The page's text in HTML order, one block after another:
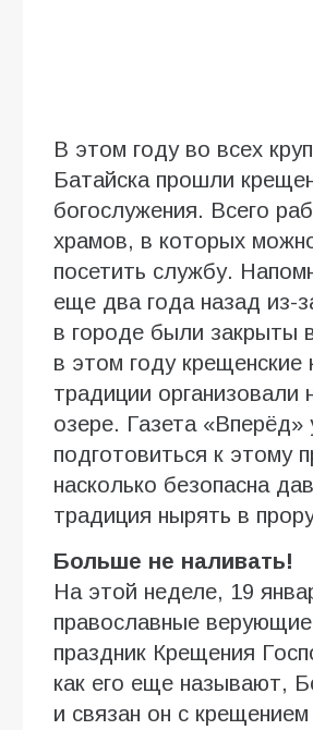
В этом году во всех
Батайска прошли
богослужения. Всего
храмов, в которых
посетить службу.
еще два года назад из-
в городе были закрыты
в этом году крещенские
традиции организовали
озере. Газета «Вперёд»
подготовиться к этому
насколько безопасна
традиция нырять в
Больше не наливать!
На этой неделе, 19
православные
праздник Крещения
как его еще называют,
и связан он с